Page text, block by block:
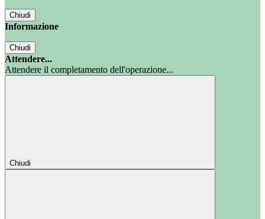
Chiudi
Informazione
Chiudi
Attendere...
Attendere il completamento dell'operazione...
Chiudi